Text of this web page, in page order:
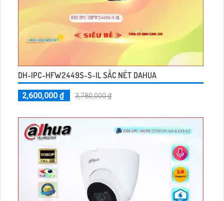
DH-IPC-HFW2449S-S-IL SẮC NÉT DAHUA
2,600,000 ₫ 3,780,000 ₫